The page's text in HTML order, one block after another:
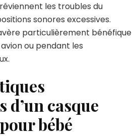
les troubles du
sonores excessives.
particulièrement bénéfique
ou pendant les
d’un casque
bébé